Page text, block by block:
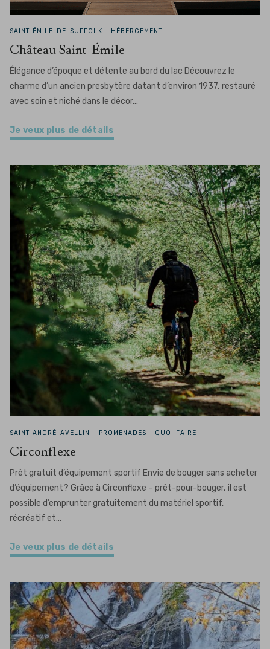
SAINT-ÉMILE-DE-SUFFOLK - HÉBERGEMENT
Château Saint-Émile
Élégance d’époque et détente au bord du lac Découvrez le
charme d’un ancien presbytère datant d’environ 1937, restauré
avec soin et niché dans le décor…
Je veux plus de détails
SAINT-ANDRÉ-AVELLIN - PROMENADES - QUOI FAIRE
Circonflexe
Prêt gratuit d’équipement sportif Envie de bouger sans acheter
d’équipement? Grâce à Circonflexe – prêt-pour-bouger, il est
possible d’emprunter gratuitement du matériel sportif,
récréatif et…
Je veux plus de détails